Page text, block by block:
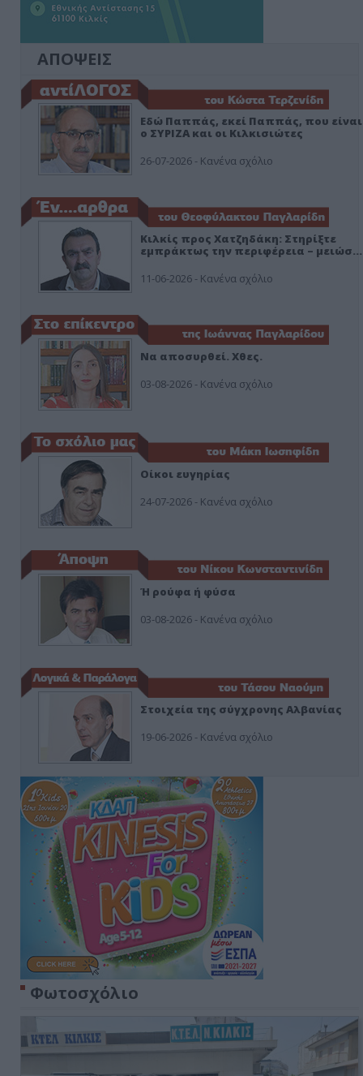
ΑΠΟΨΕΙΣ
Εδώ Παππάς, εκεί Παππάς, που είναι
ο ΣΥΡΙΖΑ και οι Κιλκισιώτες
26-07-2026 - Κανένα σχόλιο
Κιλκίς προς Χατζηδάκη: Στηρίξτε
εμπράκτως την περιφέρεια – μειώσ…
11-06-2026 - Κανένα σχόλιο
Να αποσυρθεί. Χθες.
03-08-2026 - Κανένα σχόλιο
Οίκοι ευγηρίας
24-07-2026 - Κανένα σχόλιο
Ή ρούφα ή φύσα
03-08-2026 - Κανένα σχόλιο
Στοιχεία της σύγχρονης Αλβανίας
19-06-2026 - Κανένα σχόλιο
Φωτοσχόλιο